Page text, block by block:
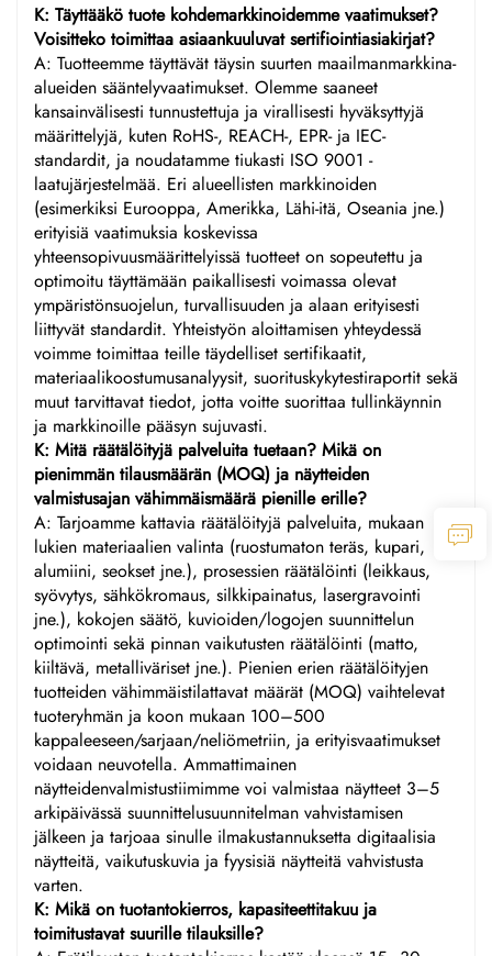
K: Täyttääkö tuote kohdemarkkinoidemme vaatimukset?
Voisitteko toimittaa asiaankuuluvat sertifiointiasiakirjat?
A: Tuotteemme täyttävät täysin suurten maailmanmarkkina-
alueiden sääntelyvaatimukset. Olemme saaneet
kansainvälisesti tunnustettuja ja virallisesti hyväksyttyjä
määrittelyjä, kuten RoHS-, REACH-, EPR- ja IEC-
standardit, ja noudatamme tiukasti ISO 9001 -
laatujärjestelmää. Eri alueellisten markkinoiden
(esimerkiksi Eurooppa, Amerikka, Lähi-itä, Oseania jne.)
erityisiä vaatimuksia koskevissa
yhteensopivuusmäärittelyissä tuotteet on sopeutettu ja
optimoitu täyttämään paikallisesti voimassa olevat
ympäristönsuojelun, turvallisuuden ja alaan erityisesti
liittyvät standardit. Yhteistyön aloittamisen yhteydessä
voimme toimittaa teille täydelliset sertifikaatit,
materiaalikoostumusanalyysit, suorituskykytestiraportit sekä
muut tarvittavat tiedot, jotta voitte suorittaa tullinkäynnin
ja markkinoille pääsyn sujuvasti.
K: Mitä räätälöityjä palveluita tuetaan? Mikä on
pienimmän tilausmäärän (MOQ) ja näytteiden
valmistusajan vähimmäismäärä pienille erille?
A: Tarjoamme kattavia räätälöityjä palveluita, mukaan
lukien materiaalien valinta (ruostumaton teräs, kupari,
alumiini, seokset jne.), prosessien räätälöinti (leikkaus,
syövytys, sähkökromaus, silkkipainatus, lasergravointi
jne.), kokojen säätö, kuvioiden/logojen suunnittelun
optimointi sekä pinnan vaikutusten räätälöinti (matto,
kiiltävä, metalliväriset jne.). Pienien erien räätälöityjen
tuotteiden vähimmäistilattavat määrät (MOQ) vaihtelevat
tuoteryhmän ja koon mukaan 100–500
kappaleeseen/sarjaan/neliömetriin, ja erityisvaatimukset
voidaan neuvotella. Ammattimainen
näytteidenvalmistustiimimme voi valmistaa näytteet 3–5
arkipäivässä suunnittelusuunnitelman vahvistamisen
jälkeen ja tarjoaa sinulle ilmakustannuksetta digitaalisia
näytteitä, vaikutuskuvia ja fyysisiä näytteitä vahvistusta
varten.
K: Mikä on tuotantokierros, kapasiteettitakuu ja
toimitustavat suurille tilauksille?